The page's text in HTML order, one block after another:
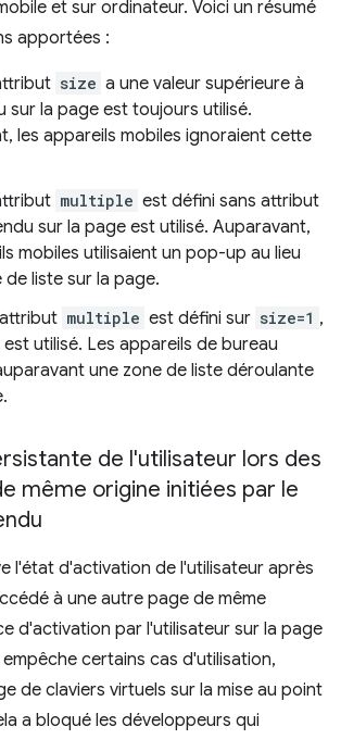
et sur ordinateur. Voici un résumé
apportées :
size a une valeur supérieure à
sur la page est toujours utilisé.
les appareils mobiles ignoraient cette
multiple est défini sans attribut
sur la page est utilisé. Auparavant,
mobiles utilisaient un pop-up au lieu
de liste sur la page.
multiple est défini sur size=1 ,
utilisé. Les appareils de bureau
une zone de liste déroulante
de l'utilisateur lors des
même origine initiées par le
l'état d'activation de l'utilisateur après
à une autre page de même
d'activation par l'utilisateur sur la page
certains cas d'utilisation,
de claviers virtuels sur la mise au point
a bloqué les développeurs qui